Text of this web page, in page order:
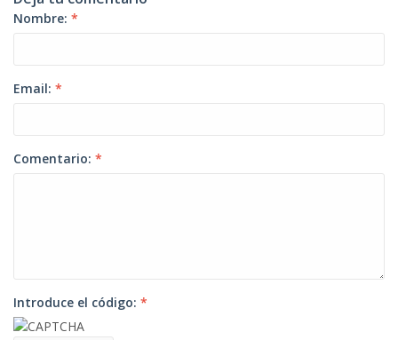
Nombre: *
Email: *
Comentario: *
Introduce el código: *